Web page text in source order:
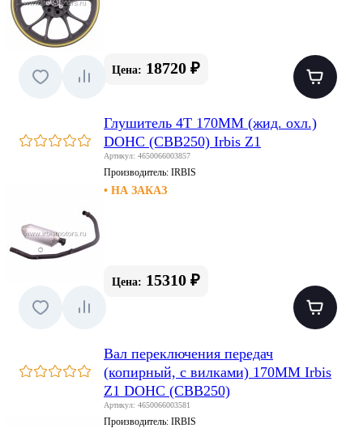
Цена: 18720 ₽
Глушитель 4Т 170MM (жид. охл.)
DOHC (CBB250) Irbis Z1
Артикул: 4650066003857
Производитель: IRBIS
• НА ЗАКАЗ
Цена: 15310 ₽
Вал переключения передач
(копирный, с вилками) 170MM Irbis
Z1 DOHC (CBB250)
Артикул: 4650066003581
Производитель: IRBIS